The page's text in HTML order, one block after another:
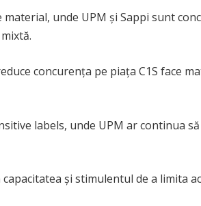
material, unde UPM și Sappi sunt
concurența pe piața C1S face
labels, unde UPM ar continua
și stimulentul de a limita